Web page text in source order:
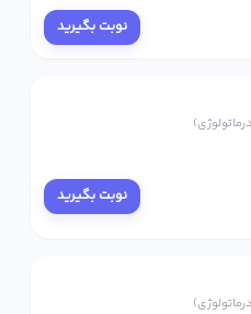
نوبت بگیرید
نوبت بگیرید